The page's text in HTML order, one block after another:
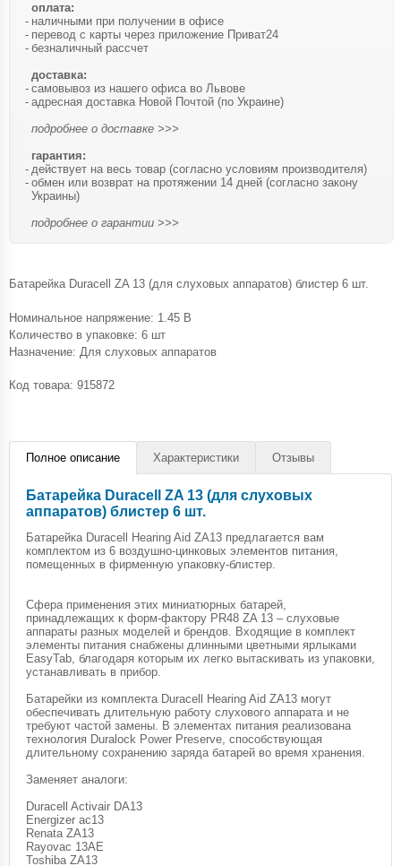
оплата:
наличными при получении в офисе
перевод с карты через приложение Приват24
безналичный рассчет
доставка:
самовывоз из нашего офиса во Львове
адресная доставка Новой Почтой (по Украине)
подробнее о доставке >>>
гарантия:
действует на весь товар (согласно условиям производителя)
обмен или возврат на протяжении 14 дней (согласно закону
Украины)
подробнее о гарантии >>>
Батарейка Duracell ZA 13 (для слуховых аппаратов) блистер 6 шт.
Номинальное напряжение: 1.45 В
Количество в упаковке: 6 шт
Назначение: Для слуховых аппаратов
Код товара: 915872
Полное описание Характеристики Отзывы
Батарейка Duracell ZA 13 (для слуховых
аппаратов) блистер 6 шт.
Батарейка Duracell Hearing Aid ZA13 предлагается вам
комплектом из 6 воздушно-цинковых элементов питания,
помещенных в фирменную упаковку-блистер.
Сфера применения этих миниатюрных батарей,
принадлежащих к форм-фактору PR48 ZA 13 – слуховые
аппараты разных моделей и брендов. Входящие в комплект
элементы питания снабжены длинными цветными ярлыками
EasyTab, благодаря которым их легко вытаскивать из упаковки,
устанавливать в прибор.
Батарейки из комплекта Duracell Hearing Aid ZA13 могут
обеспечивать длительную работу слухового аппарата и не
требуют частой замены. В элементах питания реализована
технология Duralock Power Preserve, способствующая
длительному сохранению заряда батарей во время хранения.
Заменяет аналоги:
Duracell Activair DA13
Energizer ac13
Renata ZA13
Rayovac 13AE
Toshiba ZA13